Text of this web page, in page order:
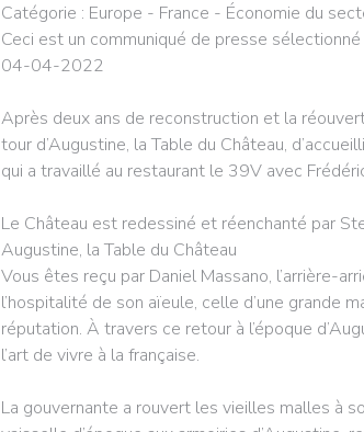
Catégorie : Europe - France - Économie du
Ceci est un communiqué de presse
04-04-2022
Après deux ans de reconstruction et la
tour d’Augustine, la Table du Château,
qui a travaillé au restaurant le 39V avec
Le Château est redessiné et réenchanté par
Augustine, la Table du Château
Vous êtes reçu par Daniel Massano, l’arrière-
l’hospitalité de son aïeule, celle d’une grande
réputation. À travers ce retour à l’époque
l’art de vivre à la française.
La gouvernante a rouvert les vieilles malles à